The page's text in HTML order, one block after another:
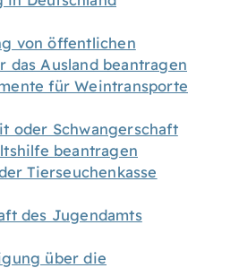
von öffentlichen
das Ausland beantragen
für Weintransporte
oder Schwangerschaft
beantragen
Tierseuchenkasse
des Jugendamts
über die